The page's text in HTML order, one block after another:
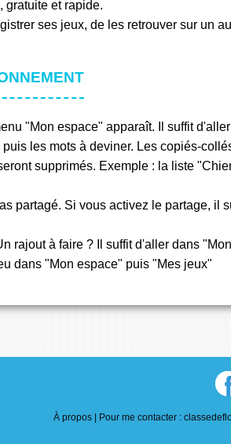
gratuite et rapide.
ses jeux, de les retrouver sur un
"Mon espace" apparaît. Il suffit
les mots à deviner. Les copiés-
supprimés. Exemple : la liste
partagé. Si vous activez le partage,
rajout à faire ? Il suffit d'aller dans
dans "Mon espace" puis "Mes jeux"
À propos | Pour me contacter :